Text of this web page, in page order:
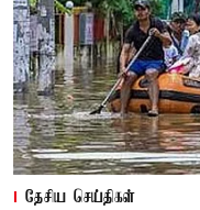
தேசிய செய்திகள்